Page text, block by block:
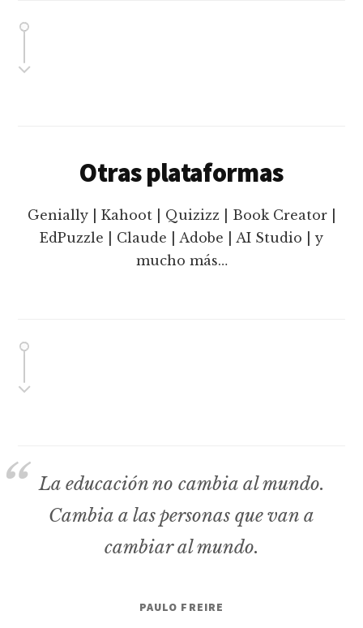
Otras plataformas
Genially | Kahoot | Quizizz | Book Creator |
EdPuzzle | Claude | Adobe | AI Studio | y
mucho más…
La educación no cambia al mundo.
Cambia a las personas que van a
cambiar al mundo.
PAULO FREIRE